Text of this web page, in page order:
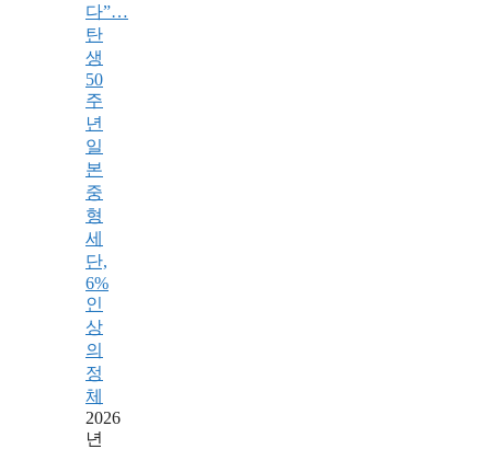
다”…
탄
생
50
주
년
일
본
중
형
세
단,
6%
인
상
의
정
체
2026
년